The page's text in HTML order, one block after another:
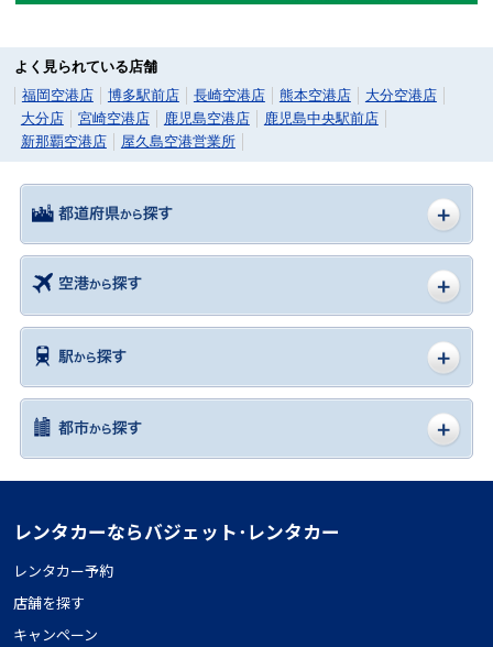
よく見られている店舗
福岡空港店
博多駅前店 長崎空港店 熊本空港店
大分空港店
大分店
宮崎空港店 鹿児島空港店
鹿児島中央駅前店
新那覇空港店
屋久島空港営業所
レンタカーならバジェット･レンタカー
レンタカー予約
店舗を探す
キャンペーン